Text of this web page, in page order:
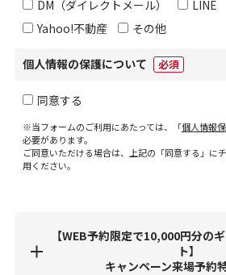
DM（ダイレクトメール）
LINE
Yahoo!不動産
その他
個人情報の保護について 必須
同意する
※当フォームのご利用にあたっては、「個人情報
必要があります。
ご同意いただける場合は、上記の「同意する」に
用ください。
【WEB予約限定で10,000円分の
ト】
キャンペーン来場予約